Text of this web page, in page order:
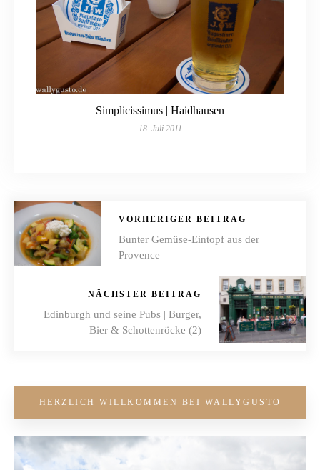
Simplicissimus | Haidhausen
18. Juli 2011
VORHERIGER BEITRAG
Bunter Gemüse-Eintopf aus der
Provence
NÄCHSTER BEITRAG
Edinburgh und seine Pubs | Burger,
Bier & Schottenröcke (2)
HERZLICH WILLKOMMEN BEI WALLYGUSTO